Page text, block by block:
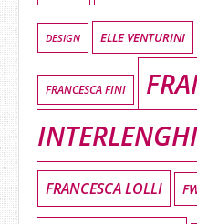
DESIGN ELLE VENTURINI
FRANCESCA FINI
INTERLENGHI
FRANCESCA LOLLI